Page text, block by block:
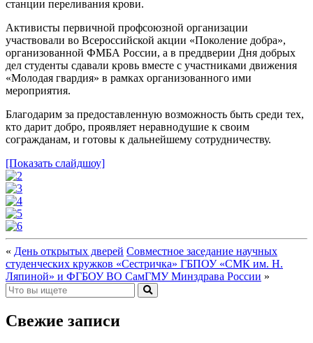
станции переливания крови.
Активисты первичной профсоюзной организации
участвовали во Всероссийской акции «Поколение добра»,
организованной ФМБА России, а в преддверии Дня добрых
дел студенты сдавали кровь вместе с участниками движения
«Молодая гвардия» в рамках организованного ими
мероприятия.
Благодарим за предоставленную возможность быть среди тех,
кто дарит добро, проявляет неравнодушие к своим
согражданам, и готовы к дальнейшему сотрудничеству.
[Показать слайдшоу]
« День открытых дверей Совместное заседание научных
студенческих кружков «Сестричка» ГБПОУ «СМК им. Н.
Ляпиной» и ФГБОУ ВО СамГМУ Минздрава России »
Свежие записи